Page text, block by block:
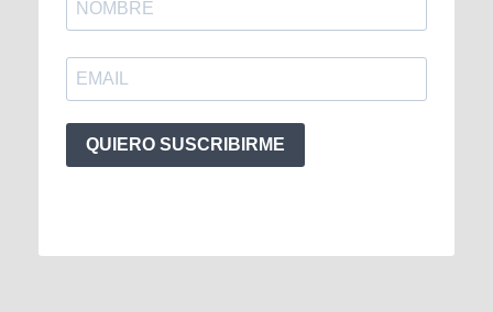
QUIERO SUSCRIBIRME